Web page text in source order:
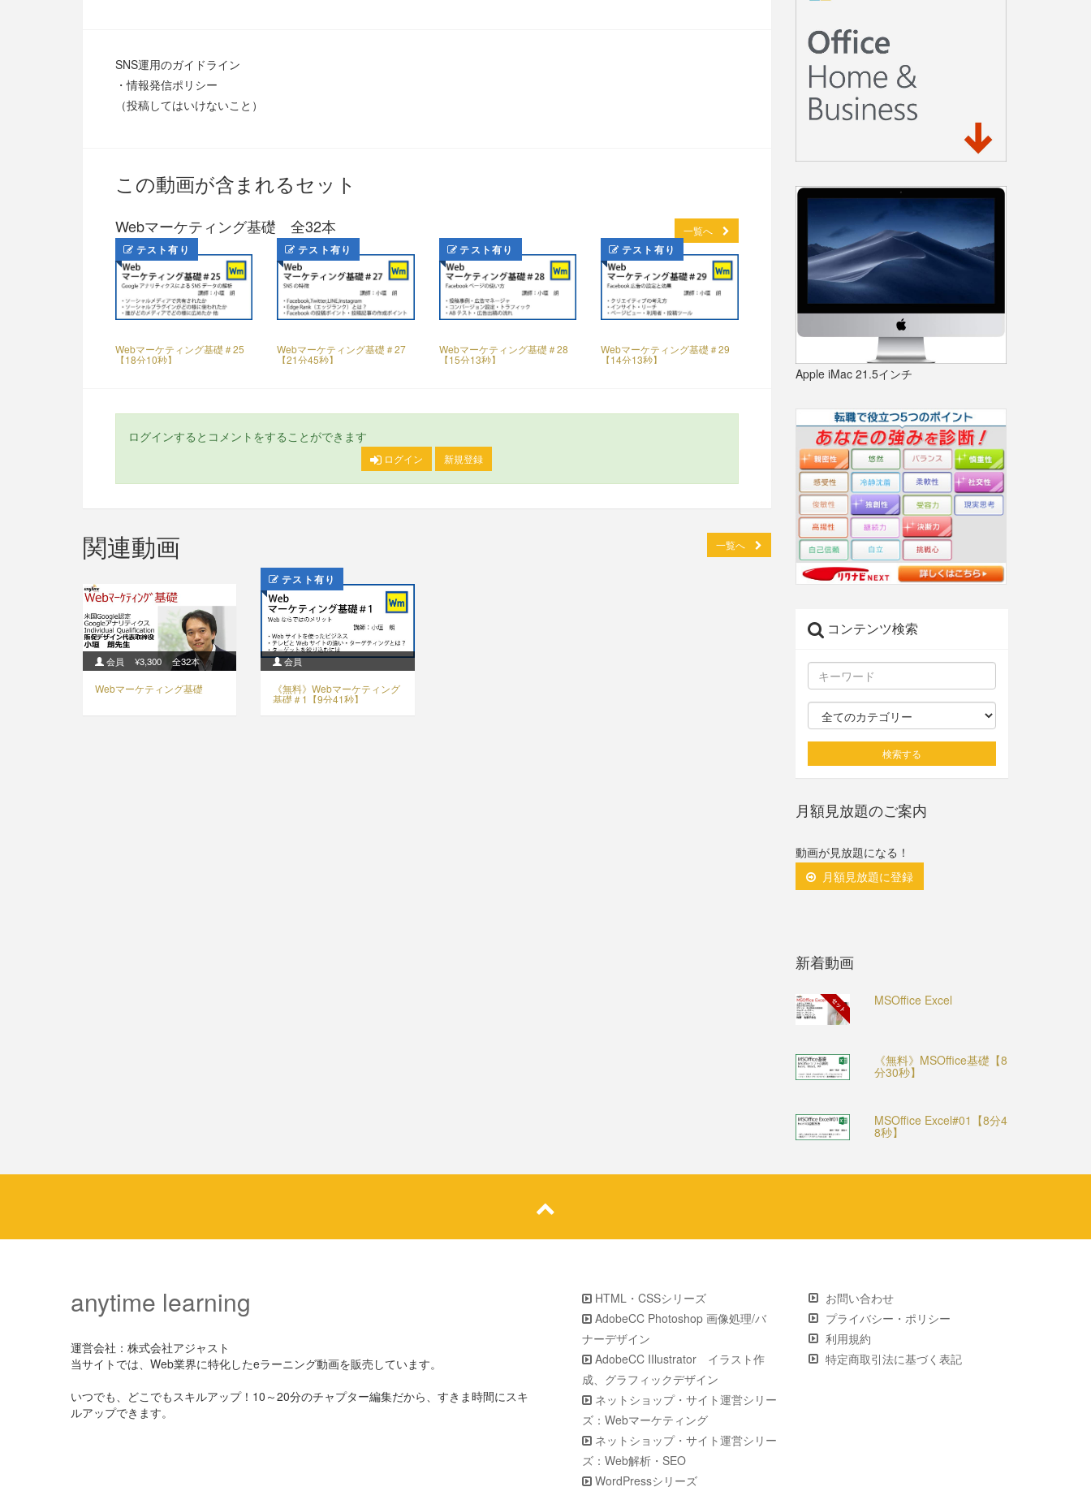
SNS運用のガイドライン
・情報発信ポリシー
（投稿してはいけないこと）
この動画が含まれるセット
Webマーケティング基礎 全32本 一覧へ
テスト有り
Webマーケティング基礎＃25
【18分10秒】
テスト有り
Webマーケティング基礎＃27
【21分45秒】
テスト有り
Webマーケティング基礎＃28
【15分13秒】
テスト有り
Webマーケティング基礎＃29
【14分13秒】
ログインするとコメントをすることができます
ログイン 新規登録
関連動画 一覧へ
会員 ¥3,300 全32本
Webマーケティング基礎
テスト有り
会員
《無料》Webマーケティング
基礎＃1【9分41秒】
Apple iMac 21.5インチ
コンテンツ検索
検索する
月額見放題のご案内
動画が見放題になる！
月額見放題に登録
新着動画
セット MSOffice Excel
《無料》MSOffice基礎【8
分30秒】
MSOffice Excel#01【8分4
8秒】
anytime learning
運営会社：株式会社アジャスト
当サイトでは、Web業界に特化したeラーニング動画を販売しています。
いつでも、どこでもスキルアップ！10～20分のチャプター編集だから、すきま時間にスキ
ルアップできます。
HTML・CSSシリーズ
AdobeCC Photoshop 画像処理/バ
ナーデザイン
AdobeCC IIlustrator イラスト作
成、グラフィックデザイン
ネットショップ・サイト運営シリー
ズ：Webマーケティング
ネットショップ・サイト運営シリー
ズ：Web解析・SEO
WordPressシリーズ
お問い合わせ
プライバシー・ポリシー
利用規約
特定商取引法に基づく表記